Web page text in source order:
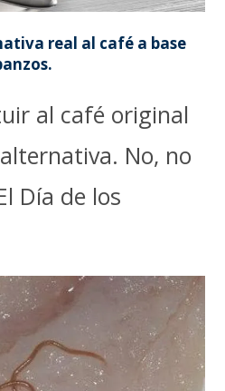
real al café a base
al café original
No, no
Día de los